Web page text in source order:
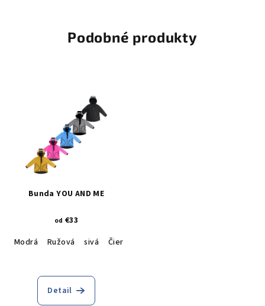
Podobné produkty
Bunda YOU AND ME
od €33
Modrá
Ružová sivá Čierna
Detail